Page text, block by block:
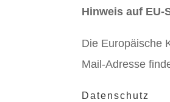
Hinweis auf
Die Europäische
Mail-Adresse
Datenschutz